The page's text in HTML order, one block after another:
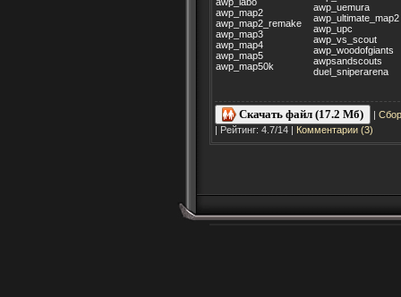
awp_map2
awp_map2_remake
awp_map3
awp_map4
awp_map5
awp_map50k
awp_uemura
awp_ultimate_map2
awp_upc
awp_vs_scout
awp_woodofgiants
awpsandscouts
duel_sniperarena
Скачать файл (17.2 Мб) |
| Рейтинг: 4.7/14 | Комментарии (3)